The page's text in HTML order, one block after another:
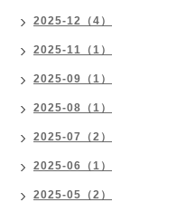
2025-12（4）
2025-11（1）
2025-09（1）
2025-08（1）
2025-07（2）
2025-06（1）
2025-05（2）